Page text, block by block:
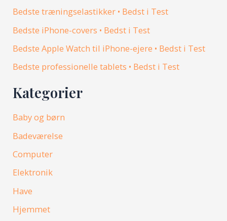
Bedste træningselastikker • Bedst i Test
Bedste iPhone-covers • Bedst i Test
Bedste Apple Watch til iPhone-ejere • Bedst i Test
Bedste professionelle tablets • Bedst i Test
Kategorier
Baby og børn
Badeværelse
Computer
Elektronik
Have
Hjemmet